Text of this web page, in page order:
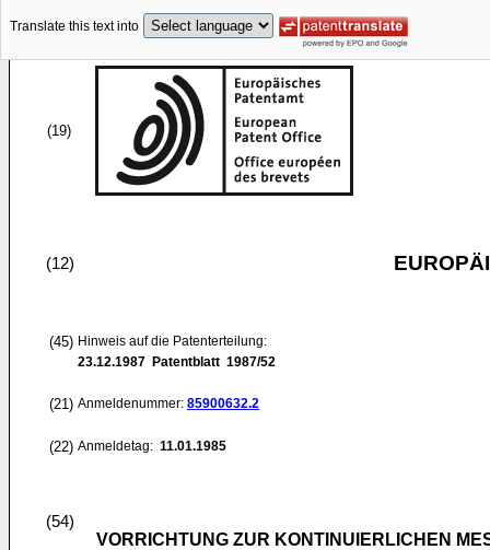
Translate this text into
(19)
(12)
(45) Hinweis auf die Patenterteilung:
23.12.1987 Patentblatt 1987/52
(21) Anmeldenummer: 85900632.2
(22) Anmeldetag: 11.01.1985
(54)
VORRICHTUNG ZUR KONTINUIERLICHEN